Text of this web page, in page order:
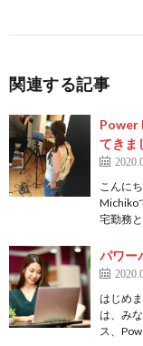
関連する記事
Power
てきま
こんに
Michiko
宅勤務
パワー
はじめ
は、み
ス、